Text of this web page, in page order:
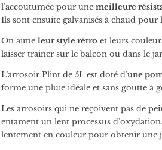
l’accoutumée pour une meilleure
Ils sont ensuite galvanisés à chaud pour
On aime leur style rétro et leurs
laisser trainer sur le balcon ou dans le
L’arrosoir Plint de 5L est doté d’une
forme une pluie idéale et sans goutte à
Les arrosoirs qui ne reçoivent pas de
entament un lent processus
lentement en couleur pour obtenir une